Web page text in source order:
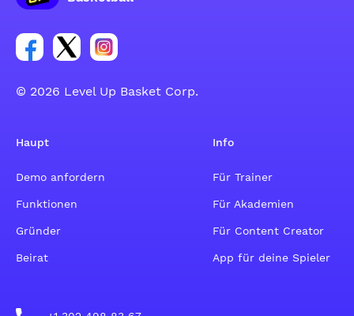
Link zur Facebook-Gruppe
Link zum Tweeter-Account
Link zum Instagram-Account
© 2026 Level Up Basket Corp.
Haupt
Demo anfordern
Funktionen
Gründer
Beirat
Info
Für Trainer
Für Akademien
Für Content Creator
App für deine Spieler